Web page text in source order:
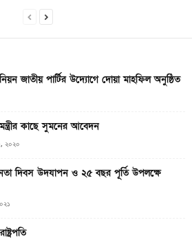
জাতীয় পার্টির উদ্যোগে দোয়া মাহফিল অনুষ্ঠিত
কাছে সুমনের আবেদন
২০২০
দিবস উদযাপন ও ২৫ বছর পূর্তি উপলক্ষে